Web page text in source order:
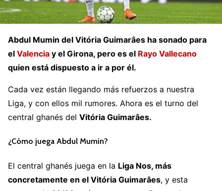
Abdul Mumin del Vitória Guimarâes ha sonado para
el Valencia y el Girona, pero es el Rayo Vallecano
quien está dispuesto a ir a por él.
Cada vez están llegando más refuerzos a nuestra
Liga, y con ellos mil rumores. Ahora es el turno del
central ghanés del Vitória Guimarâes.
¿Cómo juega Abdul Mumin?
El central ghanés juega en la Liga Nos, más
concretamente en el Vitória Guimarâes, y esta